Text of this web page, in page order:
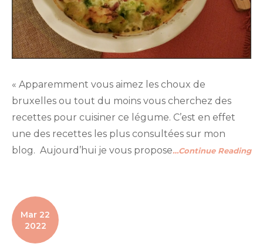
« Apparemment vous aimez les choux de
bruxelles ou tout du moins vous cherchez des
recettes pour cuisiner ce légume. C’est en effet
une des recettes les plus consultées sur mon
blog. Aujourd’hui je vous propose…Continue Reading
Mar 22
2022